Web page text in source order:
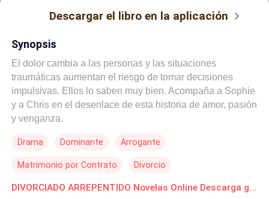
Descargar el libro en la aplicación
Synopsis
El dolor cambia a las personas y las situaciones
traumáticas aumentan el riesgo de tomar decisiones
impulsivas. Ellos lo saben muy bien. Acompaña a Sophie
y a Chris en el desenlace de esta historia de amor, pasión
y venganza.
Drama Dominante Arrogante
Matrimonio por Contrato Divorcio
Reencuentro de Amantes DIVORCIADO ARREPENTIDO Novelas Online Descarga gratuita de PDF